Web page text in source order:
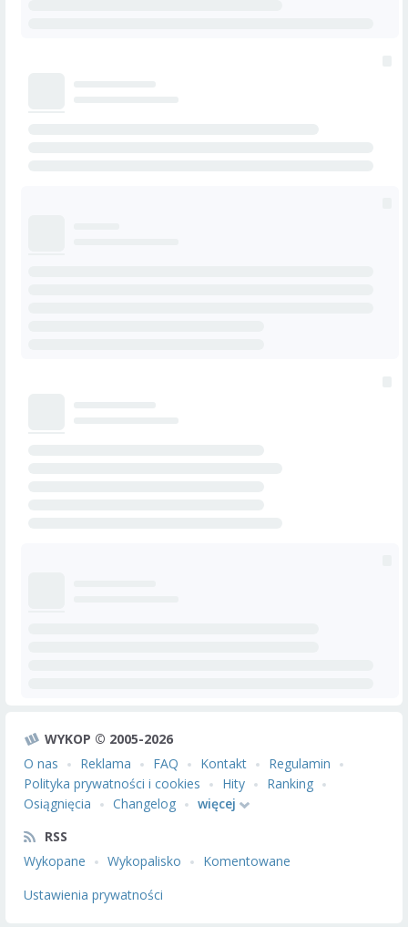
WYKOP © 2005-2026
O nas
Reklama FAQ Kontakt
Regulamin
Polityka prywatności i cookies
Hity
Ranking
Osiągnięcia
Changelog
więcej
RSS
Wykopane
Wykopalisko
Komentowane
Ustawienia prywatności